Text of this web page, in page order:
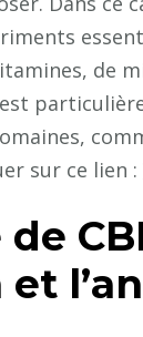
de
sur ce lien :